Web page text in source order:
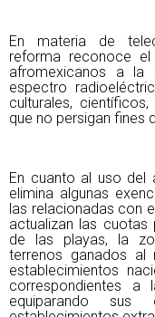
En materia de
reforma reconoce
afromexicanos a
espectro
culturales,
que no persigan fines
En cuanto al uso del
elimina algunas
las relacionadas con
actualizan las
de las playas, la
terrenos ganados al
establecimientos
correspondientes a
equiparando